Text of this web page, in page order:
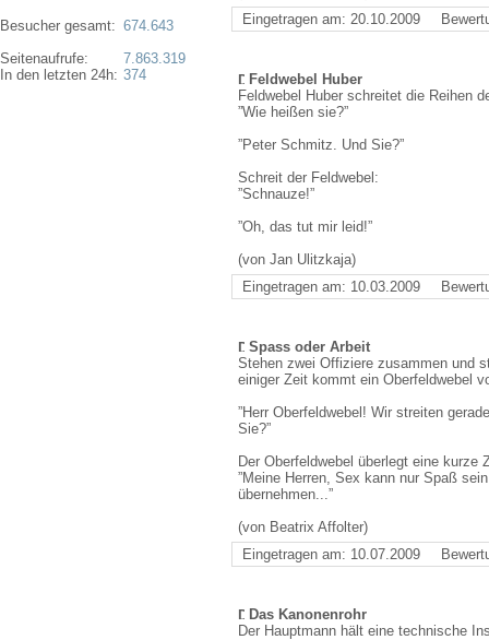
Besucher gesamt:
Seitenaufrufe:
In den letzten 24h:
674.643
7.863.319
374
Eingetragen am: 20.10.2009
Feldwebel Huber
Feldwebel Huber schreitet die Reihen
”Wie heißen sie?”
”Peter Schmitz. Und Sie?”
Schreit der Feldwebel:
”Schnauze!”
”Oh, das tut mir leid!”
(von Jan Ulitzkaja)
Eingetragen am: 10.03.2009
Spass oder Arbeit
Stehen zwei Offiziere zusammen und
einiger Zeit kommt ein Oberfeldwebel
”Herr Oberfeldwebel! Wir streiten
Sie?”
Der Oberfeldwebel überlegt eine kurze
”Meine Herren, Sex kann nur Spaß
übernehmen...”
(von Beatrix Affolter)
Eingetragen am: 10.07.2009
Das Kanonenrohr
Der Hauptmann hält eine technische